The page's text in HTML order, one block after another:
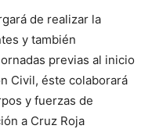
de realizar la
y también
previas al inicio
Civil, éste colaborará
y fuerzas de
a Cruz Roja